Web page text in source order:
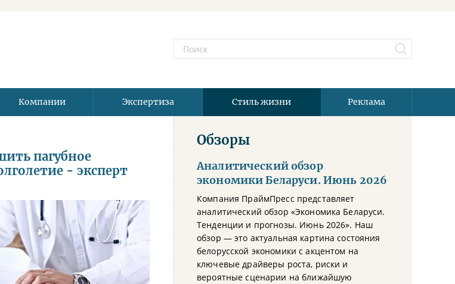
Компании Экспертиза Стиль жизни Реклама
пагубное
- эксперт
Обзоры
Аналитический обзор
экономики Беларуси. Июнь 2026
Компания ПраймПресс представляет
аналитический обзор «Экономика Беларуси.
Тенденции и прогнозы. Июнь 2026». Наш
обзор — это актуальная картина состояния
белорусской экономики с акцентом на
ключевые драйверы роста, риски и
вероятные сценарии на ближайшую